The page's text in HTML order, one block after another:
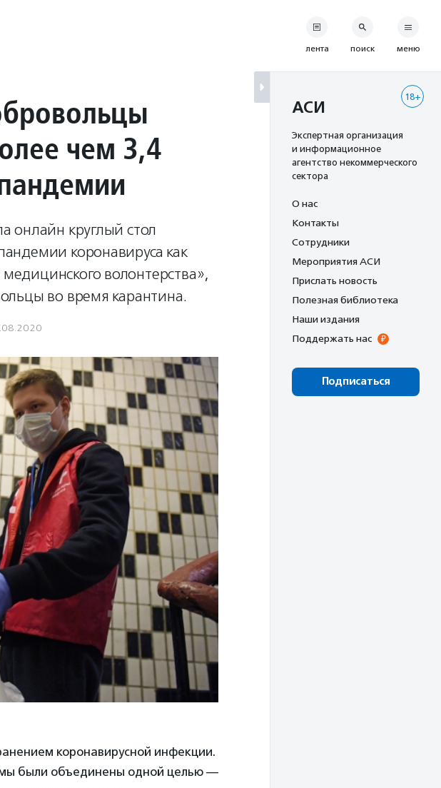
чем 3,4
онлайн круглый стол
коронавируса как
волонтерства»,
во время карантина.
коронавирусной инфекции.
были объединены одной целью —
лента поиск меню
18+
АСИ
Экспертная организация
и информационное
агентство некоммерческого
сектора
О нас
Контакты
Сотрудники
Мероприятия АСИ
Прислать новость
Полезная библиотека
Наши издания
Поддержать нас
Подписаться